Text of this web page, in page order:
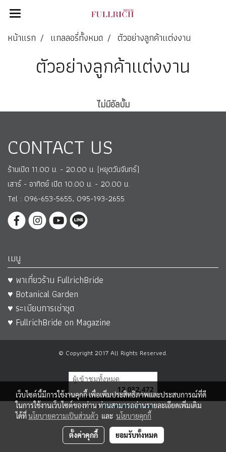
หน้าแรก แกลลอรี่ทั้งหมด ตัวอย่างลูกค้าแต่งงาน
ตัวอย่างลูกค้าแต่งงาน
ไม่มีอัลบั้ม
CONTACT US
ร้านเปิด 11.00 น. - 20.00 น. (หยุดวันจันทร์)
เสาร์ - อาทิตย์ เปิด 10.00 น. - 20.00 น.
Tel : 096-653-5655, 095-193-2655
เมนู
♥ พาเที่ยวร้าน FullrichBride
♥ Botanical Garden
♥ ระเบียบการเช่าชุด
♥ FullrichBride on Magazine
© Copyright 2017 All Rights Reserved.
ผู้เข้าชมทั้งหมด
12,032,472
Powered byMakeWebEasy.com
เว็บไซต์นี้มีการใช้งานคุกกี้ เพื่อเพิ่มประสิทธิภาพและประสบการณ์ที่ดี
ในการใช้งานเว็บไซต์ของท่าน ท่านสามารถอ่านรายละเอียดเพิ่มเติม
ได้ที่นโยบายความเป็นส่วนตัว และ นโยบายคุกกี้
ตั้งค่าคุกกี้ ยอมรับทั้งหมด